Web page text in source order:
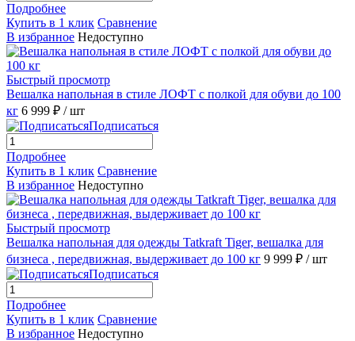
Подробнее
Купить в 1 клик Сравнение
В избранное Недоступно
Быстрый просмотр
Вешалка напольная в стиле ЛОФТ с полкой для обуви до 100
кг 6 999 ₽ / шт
Подписаться
Подробнее
Купить в 1 клик Сравнение
В избранное Недоступно
Быстрый просмотр
Вешалка напольная для одежды Tatkraft Tiger, вешалка для
бизнеса , передвижная, выдерживает до 100 кг 9 999 ₽ / шт
Подписаться
Подробнее
Купить в 1 клик Сравнение
В избранное Недоступно